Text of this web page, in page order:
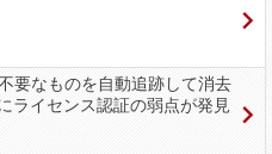
要なものを自動追跡して消去
ライセンス認証の弱点が発見